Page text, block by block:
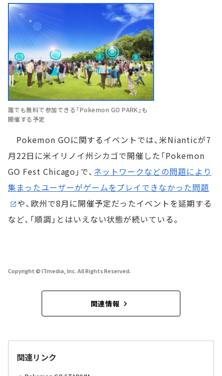
誰でも無料で参加できる「Pokemon GO PARK」も
開催する予定
Pokemon GOに関するイベントでは、米Nianticが7
月22日に米イリノイ州シカゴで開催した「Pokemon
GO Fest Chicago」で、 ネットワークなどの問題により
集まったユーザーがゲームをプレイできなかった問題
や、欧州で8月に開催予定だったイベントを延期する
など、「順調」とはいえない状態が続いている。
Copyright © ITmedia, Inc. All Rights Reserved.
関連情報
関連リンク